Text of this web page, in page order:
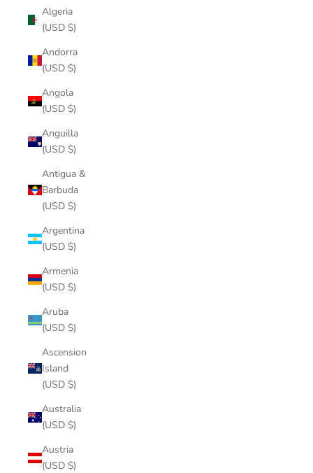
Algeria
(USD $)
Andorra
(USD $)
Angola
(USD $)
Anguilla
(USD $)
Antigua &
Barbuda
(USD $)
Argentina
(USD $)
Armenia
(USD $)
Aruba
(USD $)
Ascension
Island
(USD $)
Australia
(USD $)
Austria
(USD $)